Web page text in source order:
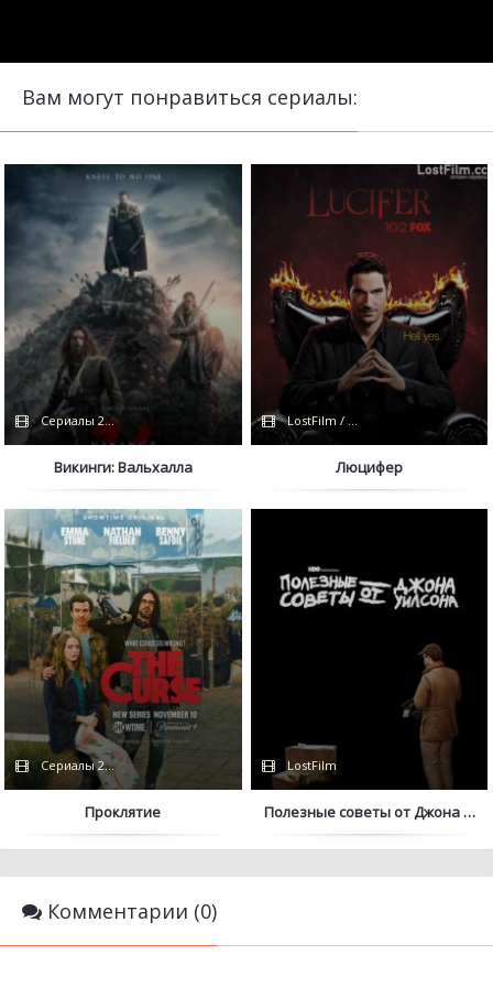
Вам могут понравиться сериалы:
Сериалы 2022 / Netflix
Викинги: Вальхалла
LostFilm / FOX
Люцифер
Сериалы 2023 / NewStudio / Дубляж
Проклятие
LostFilm
Полезные советы от Джона
Комментарии (0)